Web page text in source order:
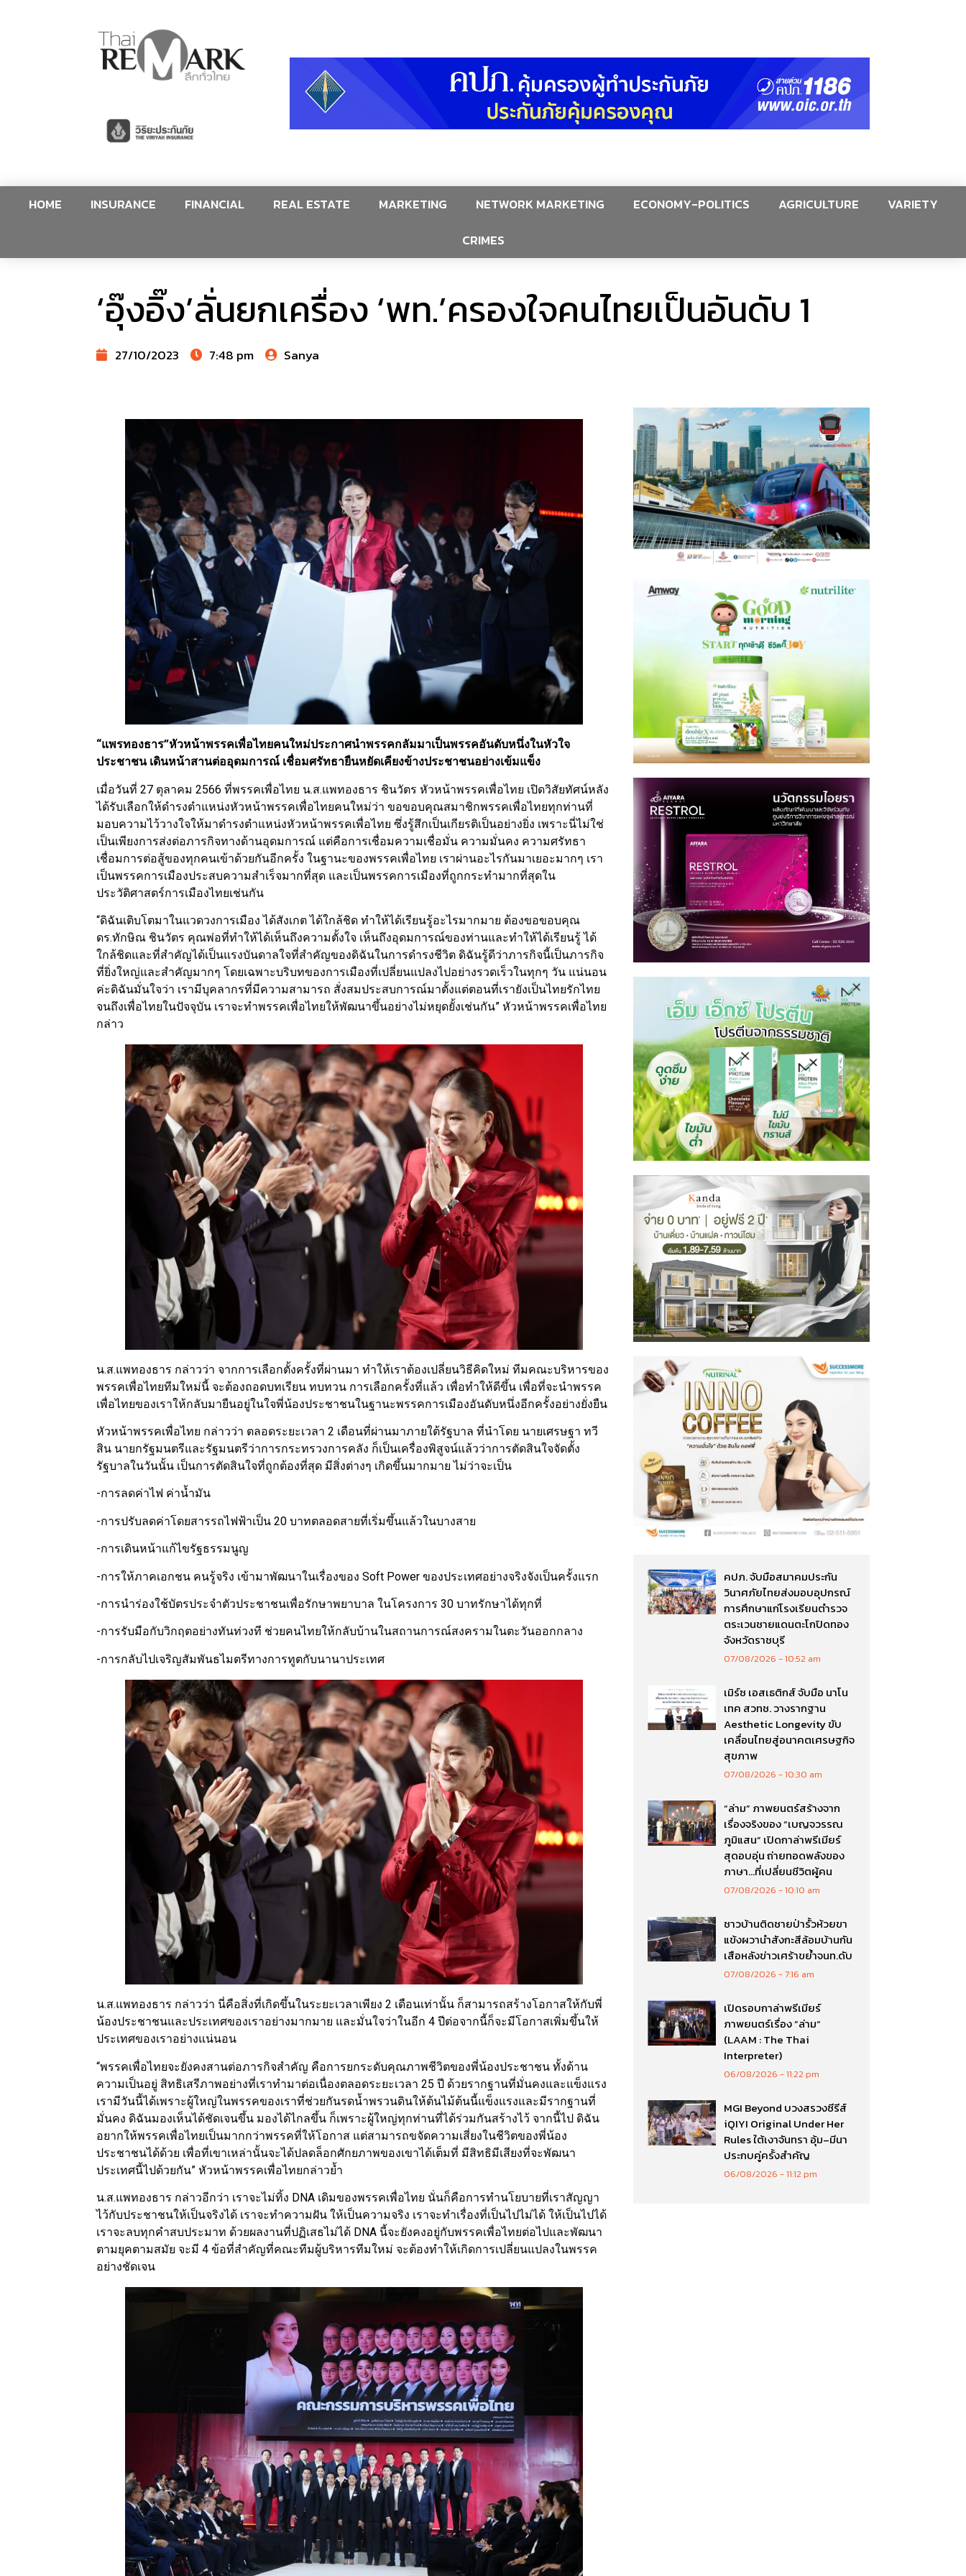
HOME INSURANCE FINANCIAL REAL ESTATE MARKETING NETWORK MARKETING ECONOMY-POLITICS AGRICULTURE
VARIETY
CRIMES
‘อุ๊งอิ๊ง’ลั่นยกเครื่อง ‘พท.’ครองใจคนไทยเป็นอันดับ 1
27/10/2023 7:48 pm Sanya
“แพรทองธาร”หัวหน้าพรรคเพื่อไทยคนใหม่ประกาศนำพรรคกลัมมาเป็นพรรคอันดับหนึ่งในหัวใจ
ประชาชน เดินหน้าสานต่ออุดมการณ์ เชื่อมศรัทธายืนหยัดเคียงข้างประชาชนอย่างเข้มแข็ง
เมื่อวันที่ 27 ตุลาคม 2566 ที่พรรคเพื่อไทย น.ส.แพทองธาร ชินวัตร หัวหน้าพรรคเพื่อไทย เปิดวิสัยทัศน์หลัง
ได้รับเลือกให้ดำรงตำแหน่งหัวหน้าพรรคเพื่อไทยคนใหม่ว่า ขอขอบคุณสมาชิกพรรคเพื่อไทยทุกท่านที่
มอบความไว้วางใจให้มาดำรงตำแหน่งหัวหน้าพรรคเพื่อไทย ซึ่งรู้สึกเป็นเกียรติเป็นอย่างยิ่ง เพราะนี่ไม่ใช่
เป็นเพียงการส่งต่อภารกิจทางด้านอุดมการณ์ แต่คือการเชื่อมความเชื่อมั่น ความมั่นคง ความศรัทธา
เชื่อมการต่อสู้ของทุกคนเข้าด้วยกันอีกครั้ง ในฐานะของพรรคเพื่อไทย เราผ่านอะไรกันมาเยอะมากๆ เรา
เป็นพรรคการเมืองประสบความสำเร็จมากที่สุด และเป็นพรรคการเมืองที่ถูกกระทํามากที่สุดใน
ประวัติศาสตร์การเมืองไทยเช่นกัน
“ดิฉันเติบโตมาในแวดวงการเมือง ได้สังเกต ได้ใกล้ชิด ทำให้ได้เรียนรู้อะไรมากมาย ต้องขอขอบคุณ
ดร.ทักษิณ ชินวัตร คุณพ่อที่ทำให้ได้เห็นถึงความตั้งใจ เห็นถึงอุดมการณ์ของท่านและทำให้ได้เรียนรู้ ได้
ใกล้ชิดและที่สำคัญได้เป็นแรงบันดาลใจที่สำคัญของดิฉันในการดำรงชีวิต ดิฉันรู้ดีว่าภารกิจนี้เป็นภารกิจ
ที่ยิ่งใหญ่และสําคัญมากๆ โดยเฉพาะบริบทของการเมืองที่เปลี่ยนแปลงไปอย่างรวดเร็วในทุกๆ วัน แน่นอน
ค่ะดิฉันมั่นใจว่า เรามีบุคลากรที่มีความสามารถ สั่งสมประสบการณ์มาตั้งแต่ตอนที่เรายังเป็นไทยรักไทย
จนถึงเพื่อไทยในปัจจุบัน เราจะทำพรรคเพื่อไทยให้พัฒนาขึ้นอย่างไม่หยุดยั้งเช่นกัน” หัวหน้าพรรคเพื่อไทย
กล่าว
น.ส.แพทองธาร กล่าวว่า จากการเลือกตั้งครั้งที่ผ่านมา ทำให้เราต้องเปลี่ยนวิธีคิดใหม่ ทีมคณะบริหารของ
พรรคเพื่อไทยทีมใหม่นี้ จะต้องถอดบทเรียน ทบทวน การเลือกครั้งที่แล้ว เพื่อทำให้ดีขึ้น เพื่อที่จะนําพรรค
เพื่อไทยของเราให้กลับมายืนอยู่ในใจพี่น้องประชาชนในฐานะพรรคการเมืองอันดับหนึ่งอีกครั้งอย่างยั่งยืน
หัวหน้าพรรคเพื่อไทย กล่าวว่า ตลอดระยะเวลา 2 เดือนที่ผ่านมาภายใต้รัฐบาล ที่นำโดย นายเศรษฐา ทวี
สิน นายกรัฐมนตรีและรัฐมนตรีว่าการกระทรวงการคลัง ก็เป็นเครื่องพิสูจน์แล้วว่าการตัดสินใจจัดตั้ง
รัฐบาลในวันนั้น เป็นการตัดสินใจที่ถูกต้องที่สุด มีสิ่งต่างๆ เกิดขึ้นมากมาย ไม่ว่าจะเป็น
-การลดค่าไฟ ค่าน้ำมัน
-การปรับลดค่าโดยสารรถไฟฟ้าเป็น 20 บาทตลอดสายที่เริ่มขึ้นแล้วในบางสาย
-การเดินหน้าแก้ไขรัฐธรรมนูญ
-การให้ภาคเอกชน คนรู้จริง เข้ามาพัฒนาในเรื่องของ Soft Power ของประเทศอย่างจริงจังเป็นครั้งแรก
-การนำร่องใช้บัตรประจําตัวประชาชนเพื่อรักษาพยาบาล ในโครงการ 30 บาทรักษาได้ทุกที่
-การรับมือกับวิกฤตอย่างทันท่วงที ช่วยคนไทยให้กลับบ้านในสถานการณ์สงครามในตะวันออกกลาง
-การกลับไปเจริญสัมพันธไมตรีทางการทูตกับนานาประเทศ
น.ส.แพทองธาร กล่าวว่า นี่คือสิ่งที่เกิดขึ้นในระยะเวลาเพียง 2 เดือนเท่านั้น ก็สามารถสร้างโอกาสให้กับพี่
น้องประชาชนและประเทศของเราอย่างมากมาย และมั่นใจว่าในอีก 4 ปีต่อจากนี้ก็จะมีโอกาสเพิ่มขึ้นให้
ประเทศของเราอย่างแน่นอน
“พรรคเพื่อไทยจะยังคงสานต่อภารกิจสําคัญ คือการยกระดับคุณภาพชีวิตของพี่น้องประชาชน ทั้งด้าน
ความเป็นอยู่ สิทธิเสรีภาพอย่างที่เราทำมาต่อเนื่องตลอดระยะเวลา 25 ปี ด้วยรากฐานที่มั่นคงและแข็งแรง
เรามีวันนี้ได้เพราะผู้ใหญ่ในพรรคของเราที่ช่วยกันรดน้ำพรวนดินให้ต้นไม้ต้นนี้แข็งแรงและมีรากฐานที่
มั่นคง ดิฉันมองเห็นได้ชัดเจนขึ้น มองได้ไกลขึ้น ก็เพราะผู้ใหญ่ทุกท่านที่ได้ร่วมกันสร้างไว้ จากนี้ไป ดิฉัน
อยากให้พรรคเพื่อไทยเป็นมากกว่าพรรคที่ให้โอกาส แต่สามารถขจัดความเสี่ยงในชีวิตของพี่น้อง
ประชาชนได้ด้วย เพื่อที่เขาเหล่านั้นจะได้ปลดล็อกศักยภาพของเขาได้เต็มที่ มีสิทธิมีเสียงที่จะพัฒนา
ประเทศนี้ไปด้วยกัน” หัวหน้าพรรคเพื่อไทยกล่าวย้ำ
น.ส.แพทองธาร กล่าวอีกว่า เราจะไม่ทิ้ง DNA เดิมของพรรคเพื่อไทย นั่นก็คือการทำนโยบายที่เราสัญญา
ไว้กับประชาชนให้เป็นจริงได้ เราจะทำความฝัน ให้เป็นความจริง เราจะทำเรื่องที่เป็นไปไม่ได้ ให้เป็นไปได้
เราจะลบทุกคําสบประมาท ด้วยผลงานที่ปฏิเสธไม่ได้ DNA นี้จะยังคงอยู่กับพรรคเพื่อไทยต่อไปและพัฒนา
ตามยุคตามสมัย จะมี 4 ข้อที่สำคัญที่คณะทีมผู้บริหารทีมใหม่ จะต้องทำให้เกิดการเปลี่ยนแปลงในพรรค
อย่างชัดเจน
คปภ. จับมือสมาคมประกัน
วินาศภัยไทยส่งมอบอุปกรณ์
การศึกษาแก่โรงเรียนตำรวจ
ตระเวนชายแดนตะโกปิดทอง
จังหวัดราชบุรี
07/08/2026 10:52 am
เมิร์ซ เอสเธติกส์ จับมือ นาโน
เทค สวทช. วางรากฐาน
Aesthetic Longevity ขับ
เคลื่อนไทยสู่อนาคตเศรษฐกิจ
สุขภาพ
07/08/2026 10:30 am
“ล่าม” ภาพยนตร์สร้างจาก
เรื่องจริงของ “เบญจวรรณ
ภูมิแสน” เปิดกาล่าพรีเมียร์
สุดอบอุ่น ถ่ายทอดพลังของ
ภาษา…ที่เปลี่ยนชีวิตผู้คน
07/08/2026 10:10 am
ชาวบ้านติดชายป่ารั้วห้วยขา
แข้งผวานำสังกะสีล้อมบ้านกัน
เสือหลังข่าวเศร้าขย้ำจนท.ดับ
07/08/2026 7:16 am
เปิดรอบกาล่าพรีเมียร์
ภาพยนตร์เรื่อง ”ล่าม“
(LAAM : The Thai
Interpreter)
06/08/2026 11:22 pm
MGI Beyond บวงสรวงซีรีส์
iQIYI Original Under Her
Rules ใต้เงาจันทรา อุ้ม–มีนา
ประกบคู่ครั้งสำคัญ
06/08/2026 11:12 pm